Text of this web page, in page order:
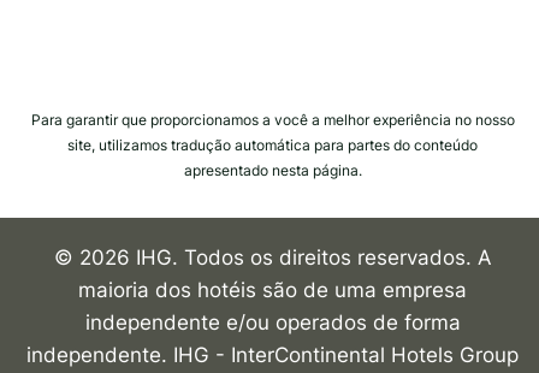
Para garantir que proporcionamos a você a melhor experiência no nosso
site, utilizamos tradução automática para partes do conteúdo
apresentado nesta página.
© 2026 IHG. Todos os direitos reservados. A
maioria dos hotéis são de uma empresa
independente e/ou operados de forma
independente. IHG - InterContinental Hotels Group